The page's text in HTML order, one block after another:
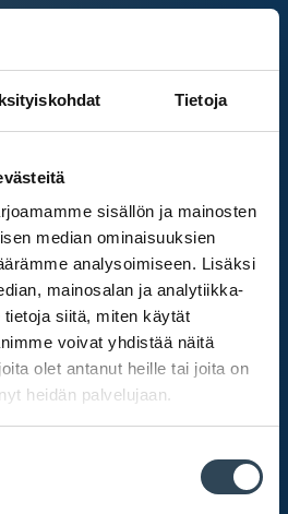
Tietoja
sisällön ja mainosten
median ominaisuuksien
analysoimiseen. Lisäksi
mainosalan ja analytiikka-
siitä, miten käytät
voivat yhdistää näitä
olet antanut heille tai joita on
heidän palvelujaan.
Arabia